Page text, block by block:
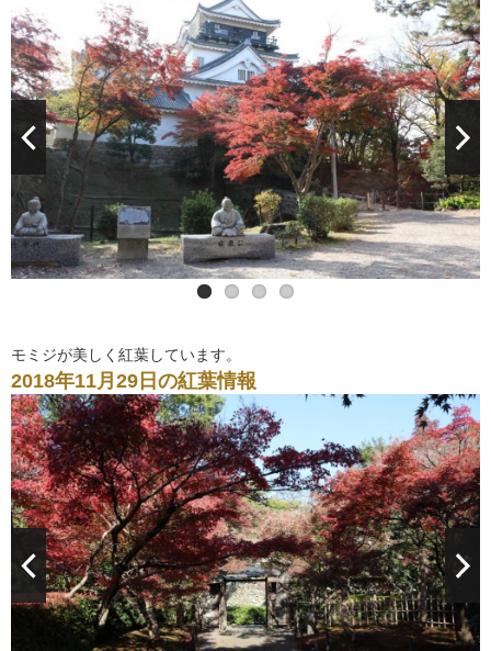
モミジが美しく紅葉しています。
2018年11月29日の紅葉情報